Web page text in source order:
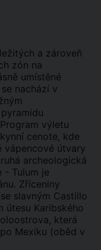
a zároveň
zón na
umístěné
nachází v
výletu
cenote, kde
vápencové útvary
archeologická
- Tulum je
Zříceniny
slavným Castillo
útesu Karibského
která
Mexiku (oběd v